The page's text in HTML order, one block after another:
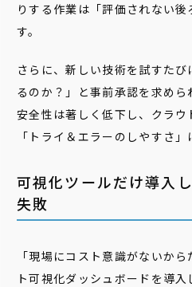
りする作業は「評価されない
す。
さらに、新しい技術を試すた
るのか？」と事前承認を求め
安全性は著しく低下し、クラウ
「トライ＆エラーのしやすさ」
可視化ツールだけ導入
失敗
「現場にコスト意識がないか
ト可視化ダッシュボードを導